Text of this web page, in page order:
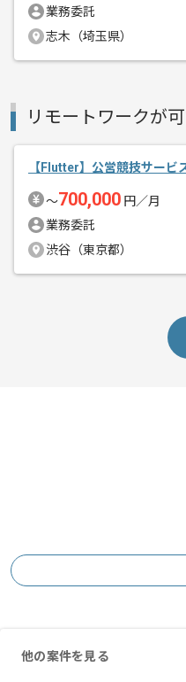
メント
業務委託
志木（埼玉県）
リモートワークが
【Flutter】公営競技サービ
〜700,000 円／月
業務委託
渋谷（東京都）
他の案件を見る